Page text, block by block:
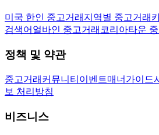
미국 한인 중고거래 지역별 중고거래
검색어 얼바인 중고거래 코리아타운
정책 및 약관
중고거래 커뮤니티 이벤트매너가이드
보 처리방침
비즈니스